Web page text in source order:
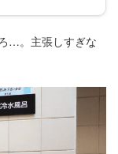
…。主張しすぎな